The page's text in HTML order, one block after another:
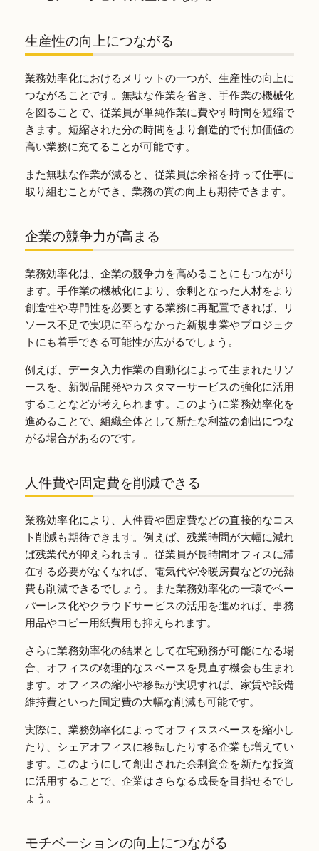
生産性の向上につながる
業務効率化におけるメリットの一つが、生産性の向上に
つながることです。無駄な作業を省き、手作業の機械化
を図ることで、従業員が単純作業に費やす時間を短縮で
きます。短縮された分の時間をより創造的で付加価値の
高い業務に充てることが可能です。
また無駄な作業が減ると、従業員は余裕を持って仕事に
取り組むことができ、業務の質の向上も期待できます。
企業の競争力が高まる
業務効率化は、企業の競争力を高めることにもつながり
ます。手作業の機械化により、余剰となった人材をより
創造性や専門性を必要とする業務に再配置できれば、リ
ソース不足で実現に至らなかった新規事業やプロジェク
トにも着手できる可能性が広がるでしょう。
例えば、データ入力作業の自動化によって生まれたリソ
ースを、新製品開発やカスタマーサービスの強化に活用
することなどが考えられます。このように業務効率化を
進めることで、組織全体として新たな利益の創出につな
がる場合があるのです。
人件費や固定費を削減できる
業務効率化により、人件費や固定費などの直接的なコス
ト削減も期待できます。例えば、残業時間が大幅に減れ
ば残業代が抑えられます。従業員が長時間オフィスに滞
在する必要がなくなれば、電気代や冷暖房費などの光熱
費も削減できるでしょう。また業務効率化の一環でペー
パーレス化やクラウドサービスの活用を進めれば、事務
用品やコピー用紙費用も抑えられます。
さらに業務効率化の結果として在宅勤務が可能になる場
合、オフィスの物理的なスペースを見直す機会も生まれ
ます。オフィスの縮小や移転が実現すれば、家賃や設備
維持費といった固定費の大幅な削減も可能です。
実際に、業務効率化によってオフィススペースを縮小し
たり、シェアオフィスに移転したりする企業も増えてい
ます。このようにして創出された余剰資金を新たな投資
に活用することで、企業はさらなる成長を目指せるでし
ょう。
モチベーションの向上につながる